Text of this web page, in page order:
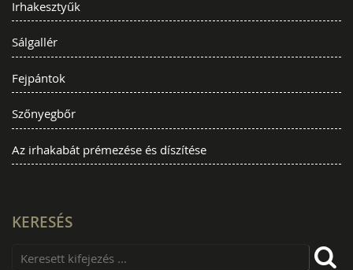
Irhakesztyűk
Sálgallér
Fejpántok
Szőnyegbőr
Az irhakabát prémezése és díszítése
KERESÉS